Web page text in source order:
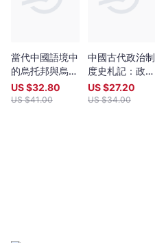
當代中國語境中
的烏托邦與烏托
邦主義：文本、
思想、空間
US $32.80
US $41.00
中國古代政治制
度史札記：政體
類型．政治文
化．技術原理
US $27.20
US $34.00